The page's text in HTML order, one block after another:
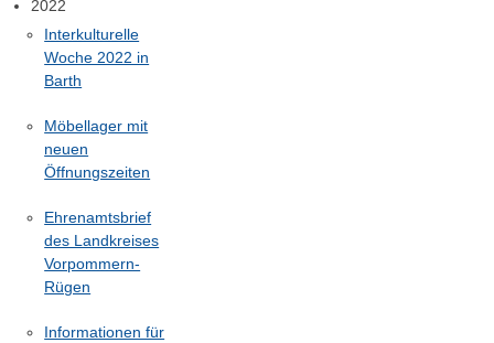
2022
Interkulturelle
Woche 2022 in
Barth
Möbellager mit
neuen
Öffnungszeiten
Ehrenamtsbrief
des Landkreises
Vorpommern-
Rügen
Informationen für